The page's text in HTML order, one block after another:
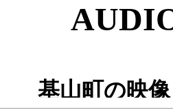
AU
基山町の映像